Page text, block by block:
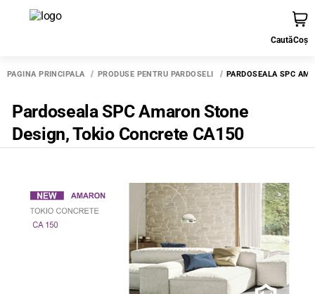
CautăCoș
PAGINA PRINCIPALĂ PRODUSE PENTRU PARDOSELI PARDOSEALA SPC
Pardoseala SPC Amaron Stone
Design, Tokio Concrete CA150